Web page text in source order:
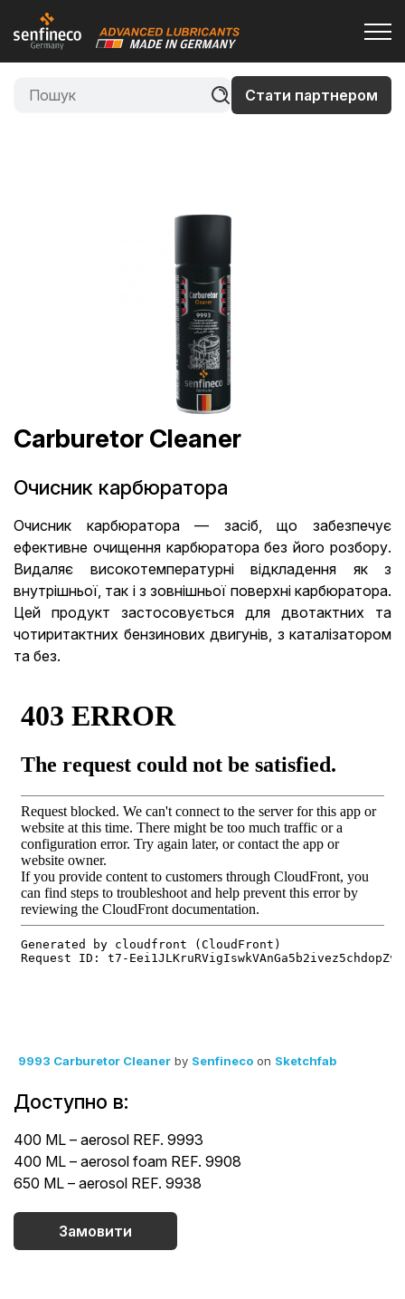
Стати партнером
Carburetor Cleaner
Очисник карбюратора
Очисник карбюратора — засіб, що забезпечує
ефективне очищення карбюратора без його розбору.
Видаляє високотемпературні відкладення як з
внутрішньої, так і з зовнішньої поверхні карбюратора.
Цей продукт застосовується для двотактних та
чотиритактних бензинових двигунів, з каталізатором
та без.
9993 Carburetor Cleaner by Senfineco on Sketchfab
Доступно в:
400 ML – aerosol REF. 9993
400 ML – aerosol foam REF. 9908
650 ML – aerosol REF. 9938
Замовити